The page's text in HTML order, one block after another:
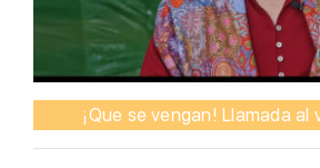
¡Que se vengan! Llamada al